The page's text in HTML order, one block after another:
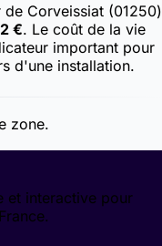
Corveissiat (01250)
€. Le coût de la vie
important pour
d'une installation.
zone.
et interactive pour